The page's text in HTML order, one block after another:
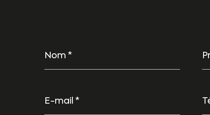
*
*
mail
*